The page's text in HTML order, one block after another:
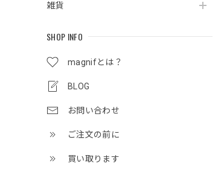
雑貨
SHOP INFO
magnifとは？
BLOG
お問い合わせ
ご注文の前に
買い取ります